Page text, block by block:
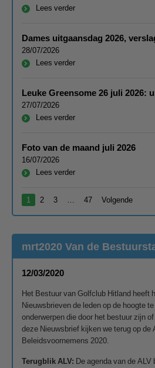
Lees verder
Dames uitgaansdag 2026,
28/07/2026
Lees verder
Leuke Greensome 26 juli 2026:
27/07/2026
Lees verder
Foto van de maand juli 2026
16/07/2026
Lees verder
1 2 3 47 Volgende
mrt2020 Van de
12/03/2020
Het Bestuur van Golfclub Hitland heeft
Nieuwsbrieven de leden op de hoogte
onderwerpen die door het bestuur zijn
deze Nieuwsbrief kijken we terug op de
Beleidsvoornemens 2020.
Terugblik ALV: De agenda van de